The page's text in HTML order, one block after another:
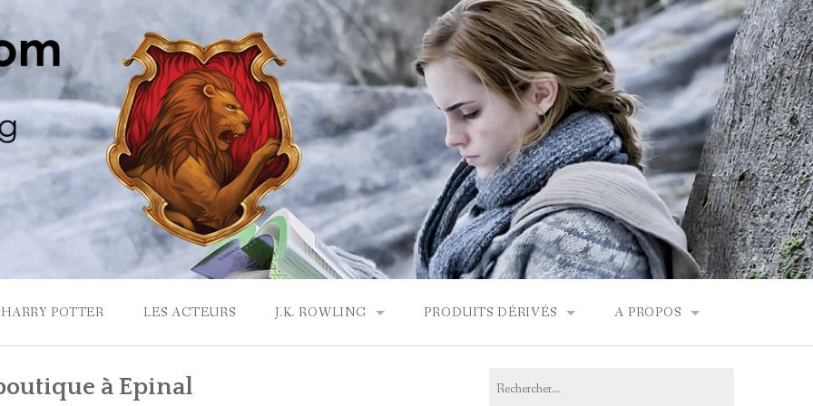
HARRY POTTER LES ACTEURS J.K. ROWLING PRODUITS DÉRIVÉS A PROPOS
à Epinal